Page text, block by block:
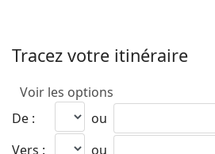
Tracez votre itinéraire
Voir les options
De :
ou
Vers :
ou